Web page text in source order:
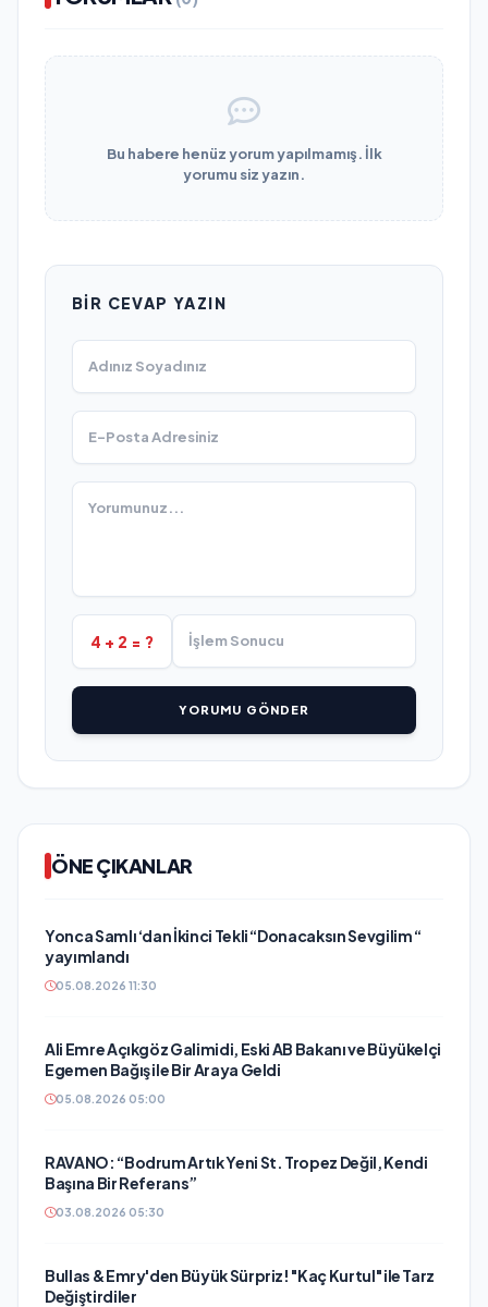
Bu habere henüz yorum yapılmamış. İlk
yorumu siz yazın.
BIR CEVAP YAZIN
4 + 2 = ?
YORUMU GÖNDER
ÖNE ÇIKANLAR
Yonca Samlı ‘dan İkinci Tekli “Donacaksın Sevgilim “
yayımlandı
05.08.2026 11:30
Ali Emre Açıkgöz Galimidi, Eski AB Bakanı ve Büyükelçi
Egemen Bağış ile Bir Araya Geldi
05.08.2026 05:00
RAVANO: “Bodrum Artık Yeni St. Tropez Değil, Kendi
Başına Bir Referans”
03.08.2026 05:30
Bullas & Emry'den Büyük Sürpriz! "Kaç Kurtul" ile Tarz
Değiştirdiler